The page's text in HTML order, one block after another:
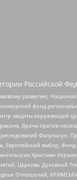
Российской
развитию,
фонд
защиты окружающей
Врачи против
Фалуньгун,
Европейский выбор, Фонд
Христиан
Церковь Духовной
Отношений,